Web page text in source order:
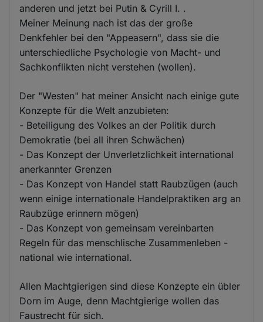
anderen und jetzt bei Putin & Cyrill I. .
Meiner Meinung nach ist das der große
Denkfehler bei den "Appeasern", dass sie die
unterschiedliche Psychologie von Macht- und
Sachkonflikten nicht verstehen (wollen).
Der "Westen" hat meiner Ansicht nach einige gute
Konzepte für die Welt anzubieten:
- Beteiligung des Volkes an der Politik durch
Demokratie (bei all ihren Schwächen)
- Das Konzept der Unverletzlichkeit international
anerkannter Grenzen
- Das Konzept von Handel statt Raubzügen (auch
wenn einige internationale Handelpraktiken arg an
Raubzüge erinnern mögen)
- Das Konzept von gemeinsam vereinbarten
Regeln für das menschlische Zusammenleben -
national wie international.
Allen Machtgierigen sind diese Konzepte ein übler
Dorn im Auge, denn Machtgierige wollen das
Faustrecht für sich.